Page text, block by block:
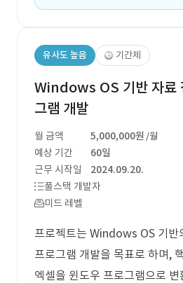
유사도 높음 기간제
Windows OS 기반 자료
그램 개발
월 금액 5,000,000원 /월
예상 기간
60일
근무 시작일
2024.09.20.
풀스택 개발자
미드 레벨
프로젝트는 Windows OS 기반
프로그램 개발을 목표로 하며,
엑셀을 윈도우 프로그램으로